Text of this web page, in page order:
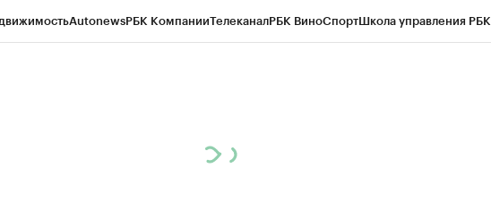
AutonewsРБК КомпанииТелеканалРБК ВиноСпортШкола управления РБК